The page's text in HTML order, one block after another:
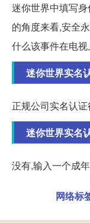
迷你世界中填写
的角度来看,安全
什么该事件在电视
迷你世界实名
正规公司实名认证
迷你世界实名
没有,输入一个成
网络标